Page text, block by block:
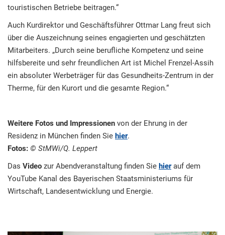
touristischen Betriebe beitragen.“
Auch Kurdirektor und Geschäftsführer Ottmar Lang freut sich
über die Auszeichnung seines engagierten und geschätzten
Mitarbeiters. „Durch seine berufliche Kompetenz und seine
hilfsbereite und sehr freundlichen Art ist Michel Frenzel-Assih
ein absoluter Werbeträger für das Gesundheits-Zentrum in der
Therme, für den Kurort und die gesamte Region.“
Weitere Fotos und Impressionen von der Ehrung in der
Residenz in München finden Sie hier.
Fotos: © StMWi/Q. Leppert
Das Video zur Abendveranstaltung finden Sie hierauf dem
YouTube Kanal des Bayerischen Staatsministeriums für
Wirtschaft, Landesentwicklung und Energie.